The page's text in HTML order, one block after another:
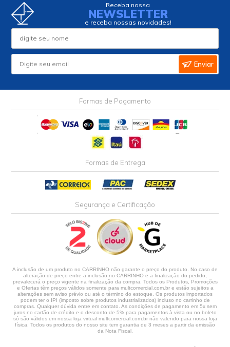
Receba nossa
NEWSLETTER
e receba nossas novidades!
Enviar
Formas de Pagamento
Formas de Entrega
Segurança e Certificação
A inclusão de um produto no CARRINHO não garante o preço do produto. No caso de
alteração de preço entre a inclusão no CARRINHO e a finalização do pedido,
prevalecerá o preço vigente na finalização da compra. Todos os Produtos, Promoções
e Ofertas têm preços válidos somente para multcomercial.com.br e estão sujeitos a
alterações sem aviso prévio ou até o término do estoque. Os produtos importados
podem ter o IPI (imposto sobre produtos industrializados) incluso no carrinho de
compras. Qualquer dúvida entre em contato. As condições de pagamento em 5x sem
juros no cartão de crédito e o desconto de 5% para pagamentos à vista ou no boleto
só são válidos em nossa loja virtual multcomercial.com.br não valendo para nossa loja
física. Todos os produtos do nosso site tem garantia de 3 meses a partir da emissão
da Nota Fiscal.